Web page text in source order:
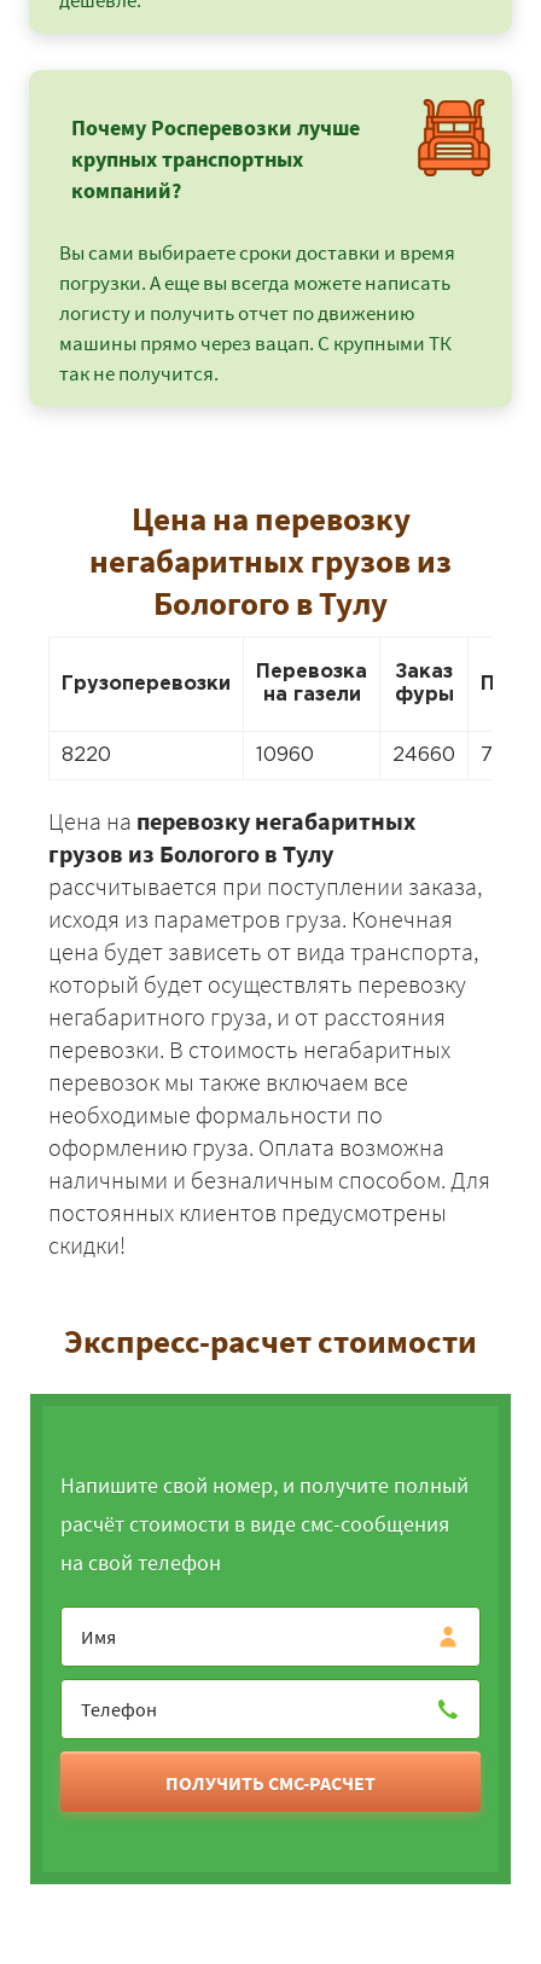
Почему Росперевозки лучше
крупных транспортных
компаний?
Вы сами выбираете сроки доставки и время
погрузки. А еще вы всегда можете написать
логисту и получить отчет по движению
машины прямо через вацап. С крупными ТК
так не получится.
Цена на перевозку
негабаритных грузов из
Бологого в Тулу
Грузоперевозки
Перевозка
на газели
Заказ
фуры
8220 10960 24660 7672
Цена на перевозку негабаритных
грузов из Бологого в Тулу
рассчитывается при поступлении заказа,
исходя из параметров груза. Конечная
цена будет зависеть от вида транспорта,
который будет осуществлять перевозку
негабаритного груза, и от расстояния
перевозки. В стоимость негабаритных
перевозок мы также включаем все
необходимые формальности по
оформлению груза. Оплата возможна
наличными и безналичным способом. Для
постоянных клиентов предусмотрены
скидки!
Экспресс-расчет стоимости
Напишите свой номер, и получите полный
расчёт стоимости в виде смс-сообщения
на свой телефон
ПОЛУЧИТЬ СМС-РАСЧЕТ